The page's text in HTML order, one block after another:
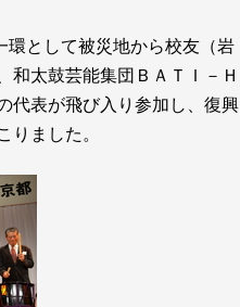
環として被災地から校友（岩
和太鼓芸能集団ＢＡＴＩ－Ｈ
代表が飛び入り参加し、復興
りました。